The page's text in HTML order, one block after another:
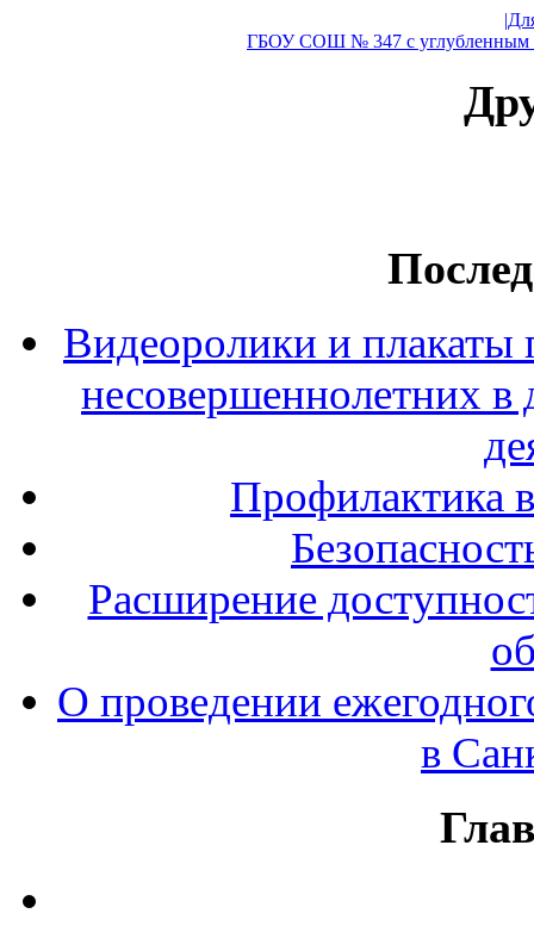
ГБОУ СОШ № 347 с углубленным
Видеоролики и плакаты
несовершеннолетних в
Профилактика
Расширение
О проведении
в